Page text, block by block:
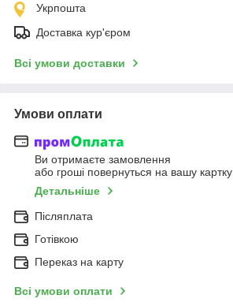
Укрпошта
Доставка кур'єром
Всі умови доставки
Умови оплати
Ви отримаєте замовлення
або гроші повернуться на вашу картку
Детальніше
Післяплата
Готівкою
Переказ на карту
Всі умови оплати